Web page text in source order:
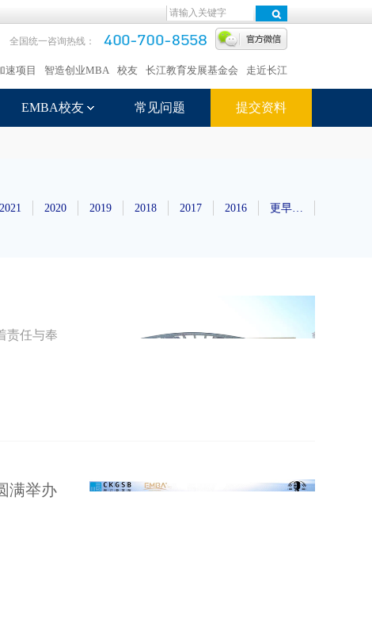
全国统一咨询热线：
速项目 智造创业MBA 校友 长江教育发展基金会 走近长江
EMBA校友 常见问题 提交资料
更早…
2016
2017
2018
2019
2020
2021
责任与奉
满举办